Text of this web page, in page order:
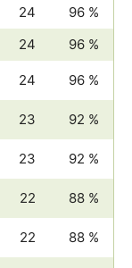
24
96 %
24 96 %
24 96 %
23 92 %
23 92 %
22 88 %
22 88 %